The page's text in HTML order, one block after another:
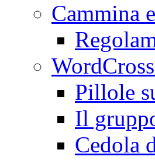
Cammina
Pillole
Il
Cedola